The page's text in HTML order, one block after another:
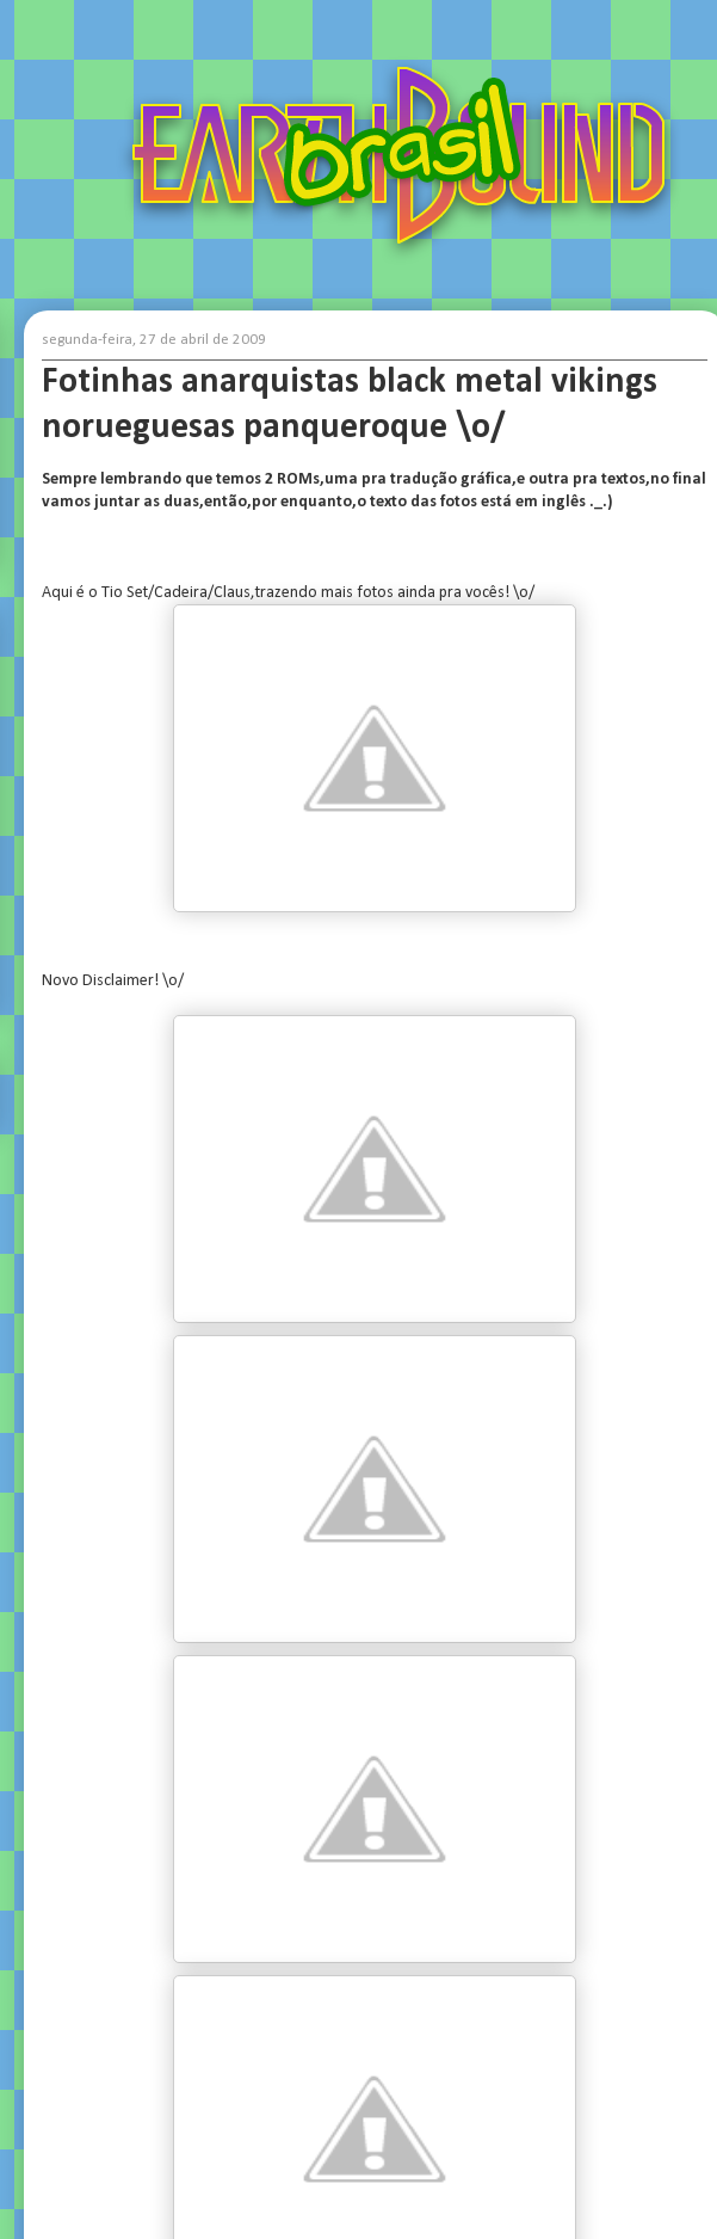
segunda-feira, 27 de abril de 2009
Fotinhas anarquistas black metal vikings
norueguesas panqueroque \o/
Sempre lembrando que temos 2 ROMs,uma pra tradução gráfica,e outra pra textos,no final
vamos juntar as duas,então,por enquanto,o texto das fotos está em inglês ._.)
Aqui é o Tio Set/Cadeira/Claus,trazendo mais fotos ainda pra vocês! \o/
Novo Disclaimer! \o/